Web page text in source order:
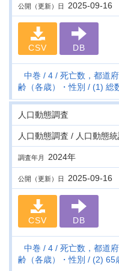
公開（更新）日 2025-09-16
CSV DB
中巻 4
死亡数，都道
齢（各歳）・性別
(1) 総
人口動態調査
人口動態調査 / 人口動態
調査年月 2024年
公開（更新）日 2025-09-16
CSV DB
中巻 4
死亡数，都道
齢（各歳）・性別
(2) 65